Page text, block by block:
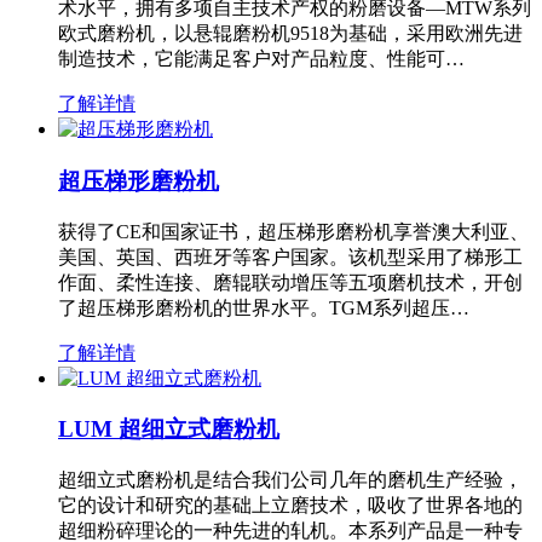
术水平，拥有多项自主技术产权的粉磨设备—MTW系列
欧式磨粉机，以悬辊磨粉机9518为基础，采用欧洲先进
制造技术，它能满足客户对产品粒度、性能可…
了解详情
超压梯形磨粉机
获得了CE和国家证书，超压梯形磨粉机享誉澳大利亚、
美国、英国、西班牙等客户国家。该机型采用了梯形工
作面、柔性连接、磨辊联动增压等五项磨机技术，开创
了超压梯形磨粉机的世界水平。TGM系列超压…
了解详情
LUM 超细立式磨粉机
超细立式磨粉机是结合我们公司几年的磨机生产经验，
它的设计和研究的基础上立磨技术，吸收了世界各地的
超细粉碎理论的一种先进的轧机。本系列产品是一种专